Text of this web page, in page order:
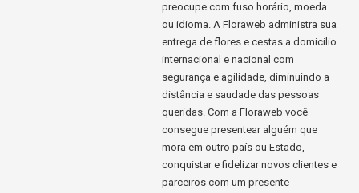
preocupe com fuso horário, moeda
ou idioma. A Floraweb administra sua
entrega de flores e cestas a domicilio
internacional e nacional com
segurança e agilidade, diminuindo a
distância e saudade das pessoas
queridas. Com a Floraweb você
consegue presentear alguém que
mora em outro país ou Estado,
conquistar e fidelizar novos clientes e
parceiros com um presente